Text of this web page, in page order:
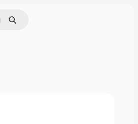
Bild suchen
Suchen